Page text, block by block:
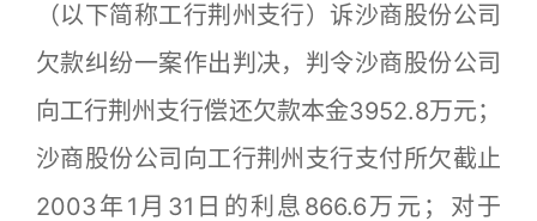
（以下简称工行荆州支行）诉沙商股份公司
欠款纠纷一案作出判决，判令沙商股份公司
向工行荆州支行偿还欠款本金3952.8万元；
沙商股份公司向工行荆州支行支付所欠截止
2003年1月31日的利息866.6万元；对于